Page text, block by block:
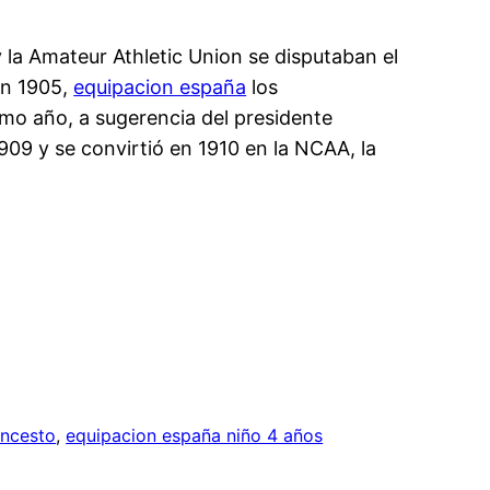
Amateur Athletic Union se disputaban el
1905, equipacion españa los
año, a sugerencia del presidente
y se convirtió en 1910 en la NCAA, la
, equipacion españa niño 4 años